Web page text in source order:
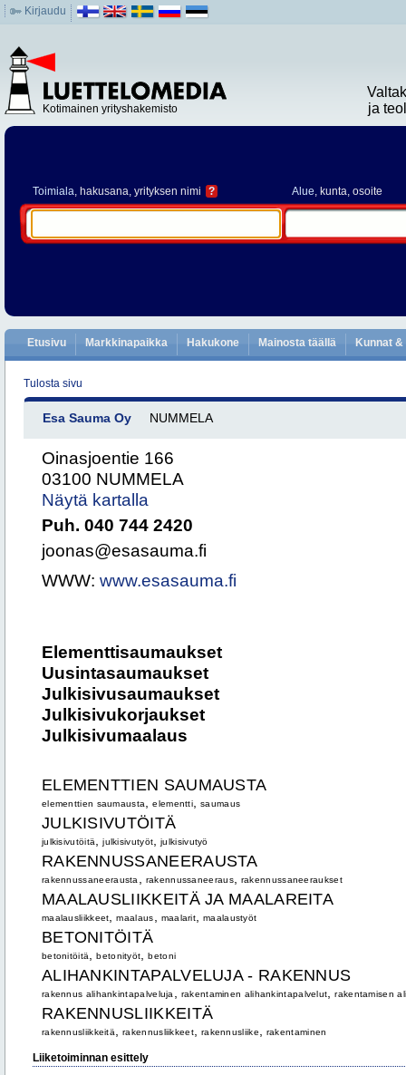
Kirjaudu
Kotimainen yrityshakemisto
ja
Toimiala, hakusana, yrityksen nimi ? Alue, kunta, osoite
Etusivu Markkinapaikka Hakukone Mainosta täällä Kunnat
Tulosta sivu
Esa Sauma Oy NUMMELA
Oinasjoentie 166
03100 NUMMELA
Näytä kartalla
Puh. 040 744 2420
joonas@esasauma.fi
WWW: www.esasauma.fi
Elementtisaumaukset
Uusintasaumaukset
Julkisivusaumaukset
Julkisivukorjaukset
Julkisivumaalaus
ELEMENTTIEN SAUMAUSTA
elementtien saumausta ,elementti ,saumaus
JULKISIVUTÖITÄ
julkisivutöitä ,julkisivutyöt ,julkisivutyö
RAKENNUSSANEERAUSTA
rakennussaneerausta rakennussaneeraus, rakennussaneeraukset
MAALAUSLIIKKEITÄ JA MAALAREITA
maalausliikkeet ,maalaus maalarit ,maalaustyöt
BETONITÖITÄ
betonitöitä ,betonityöt ,betoni
ALIHANKINTAPALVELUJA - RAKENNUS
rakennus alihankintapalveluja rakentaminen alihankintapalvelut ,rakentamisen
RAKENNUSLIIKKEITÄ
rakennusliikkeitä ,rakennusliikkeet, rakennusliike rakentaminen
Liiketoiminnan esittely